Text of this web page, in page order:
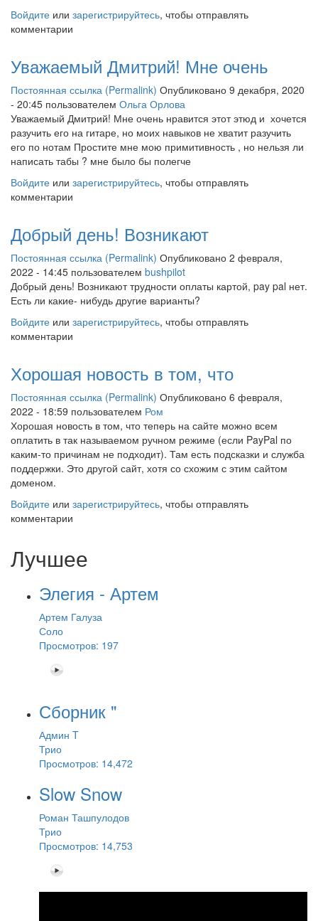
Войдите или зарегистрируйтесь, чтобы отправлять
комментарии
Уважаемый Дмитрий! Мне очень
Постоянная ссылка (Permalink) Опубликовано 9 декабря, 2020
- 20:45 пользователем Ольга Орлова
Уважаемый Дмитрий! Мне очень нравится этот этюд и хочется
разучить его на гитаре, но моих навыков не хватит разучить
его по нотам Простите мне мою примитивность , но нельзя ли
написать табы ? мне было бы полегче
Войдите или зарегистрируйтесь, чтобы отправлять
комментарии
Добрый день! Возникают
Постоянная ссылка (Permalink) Опубликовано 2 февраля,
2022 - 14:45 пользователем bushpilot
Добрый день! Возникают трудности оплаты картой, pay pal нет.
Есть ли какие- нибудь другие варианты?
Войдите или зарегистрируйтесь, чтобы отправлять
комментарии
Хорошая новость в том, что
Постоянная ссылка (Permalink) Опубликовано 6 февраля,
2022 - 18:59 пользователем Ром
Хорошая новость в том, что теперь на сайте можно всем
оплатить в так называемом ручном режиме (если PayPal по
каким-то причинам не подходит). Там есть подсказки и служба
поддержки. Это другой сайт, хотя со схожим с этим сайтом
доменом.
Войдите или зарегистрируйтесь, чтобы отправлять
комментарии
Лучшее
Элегия - Артем
Артем Галуза
Соло
Просмотров: 197
Сборник "
Админ T
Трио
Просмотров: 14,472
Slow Snow
Роман Ташпулодов
Трио
Просмотров: 14,753